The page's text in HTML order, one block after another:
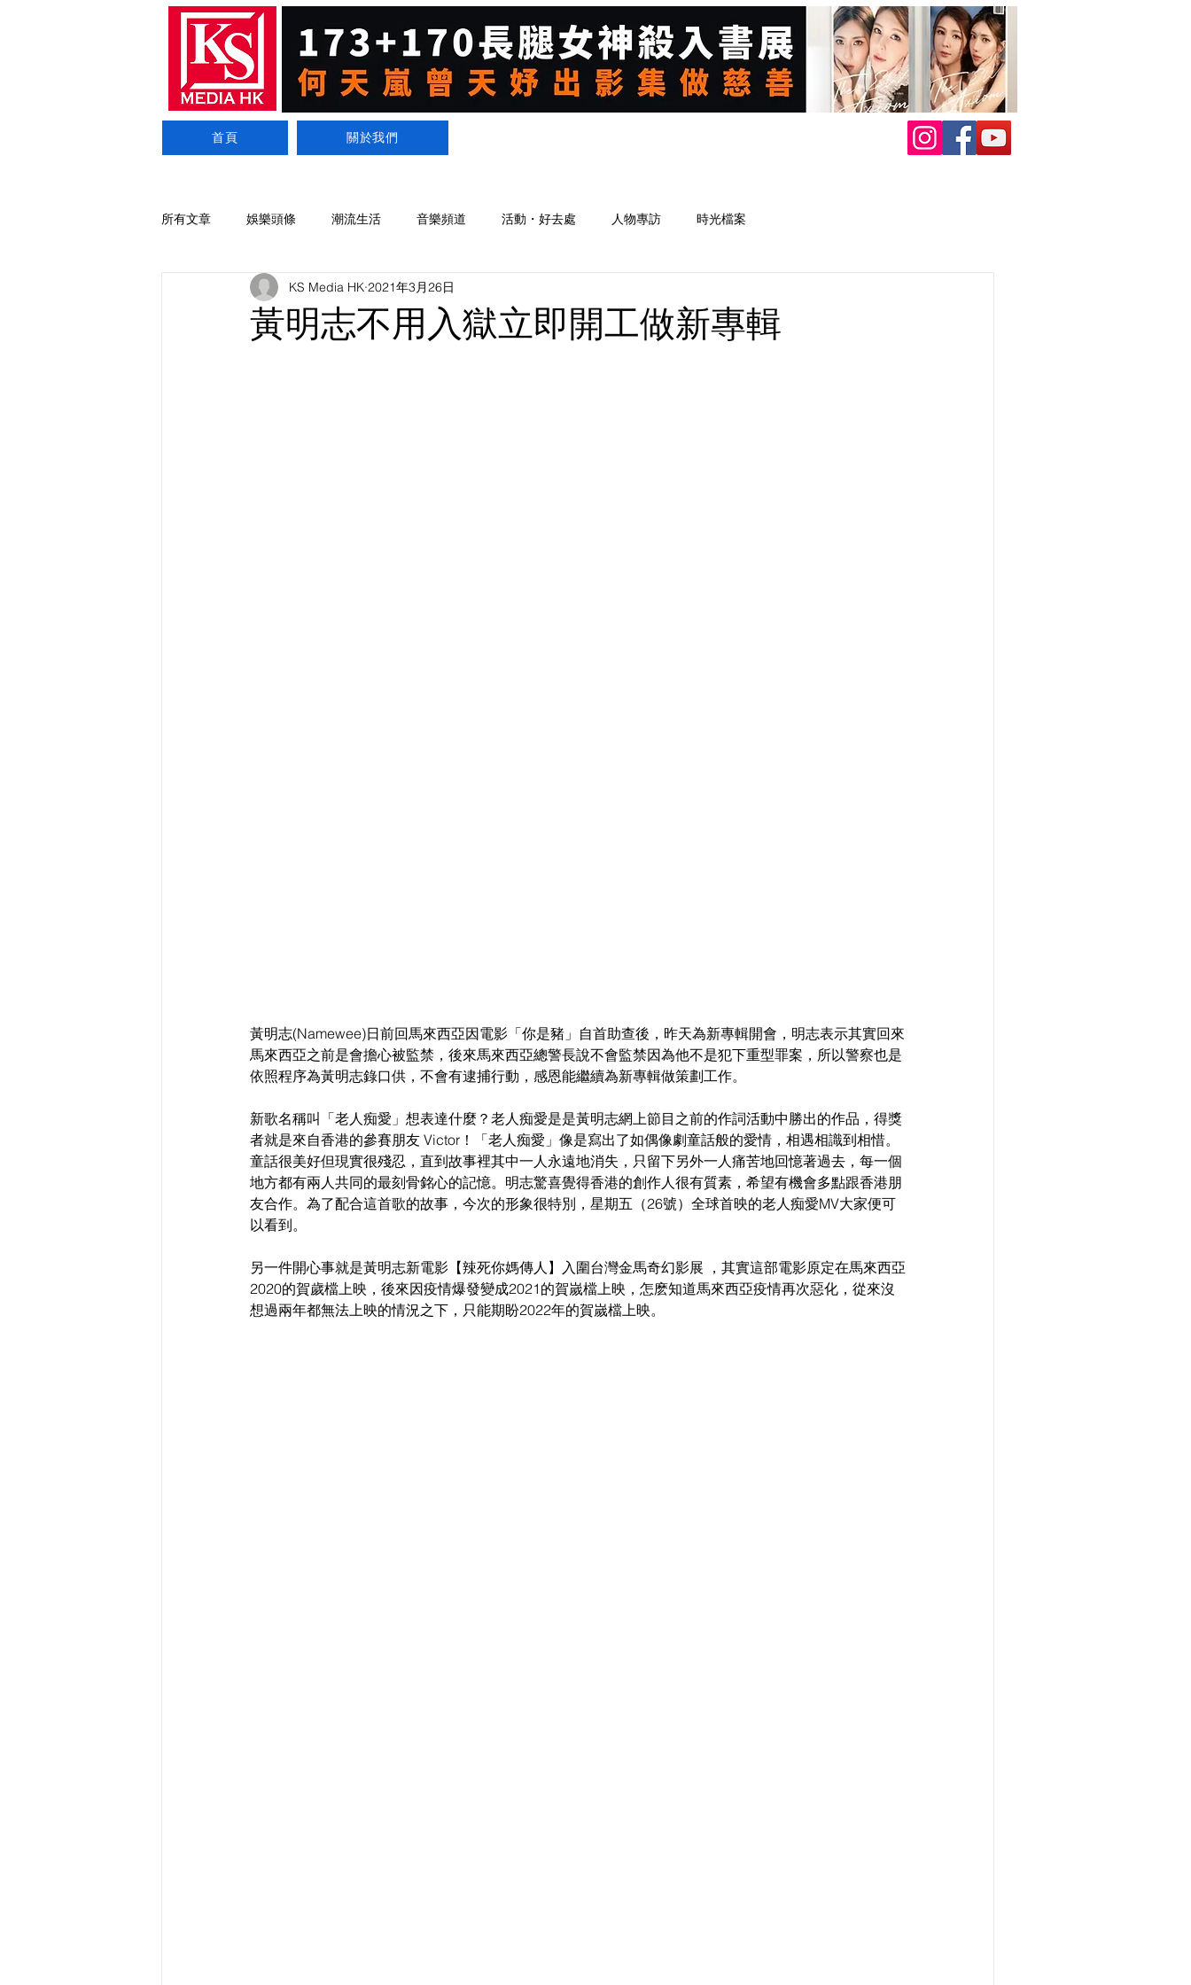
首頁 關於我們
所有文章 娛樂頭條 潮流生活 音樂頻道 活動・好去處 人物專訪 時光檔案
黃明志不用入獄立即開工做新專輯
KS Media HK 2021年3月26日
黃明志(Namewee)日前回馬來西亞因電影「你是豬」自首助查後，昨天為新專輯開會，明志表示其實回來
馬來西亞之前是會擔心被監禁，後來馬來西亞總警長說不會監禁因為他不是犯下重型罪案，所以警察也是
依照程序為黃明志錄口供，不會有逮捕行動，感恩能繼續為新專輯做策劃工作。
新歌名稱叫「老人痴愛」想表達什麼？老人痴愛是是黃明志網上節目之前的作詞活動中勝出的作品，得獎
者就是來自香港的參賽朋友 Victor！「老人痴愛」像是寫出了如偶像劇童話般的愛情，相遇相識到相惜。
童話很美好但現實很殘忍，直到故事裡其中一人永遠地消失，只留下另外一人痛苦地回憶著過去，每一個
地方都有兩人共同的最刻骨銘心的記憶。明志驚喜覺得香港的創作人很有質素，希望有機會多點跟香港朋
友合作。為了配合這首歌的故事，今次的形象很特別，星期五（26號）全球首映的老人痴愛MV大家便可
以看到。
另一件開心事就是黃明志新電影【辣死你媽傳人】入圍台灣金馬奇幻影展 ，其實這部電影原定在馬來西亞
2020的賀歲檔上映，後來因疫情爆發變成2021的賀嵗檔上映，怎麽知道馬來西亞疫情再次惡化，從來沒
想過兩年都無法上映的情況之下，只能期盼2022年的賀嵗檔上映。